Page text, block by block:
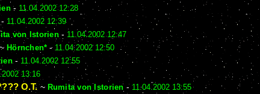
- 11.04.2002 12:28
11.04.2002 12:39
von Istorien- 11.04.2002 12:47
Hörnchen* -11.04.2002 12:50
- 11.04.2002 12:55
13:16
O.T. ~ Rumita von Istorien - 11.04.2002 13:55